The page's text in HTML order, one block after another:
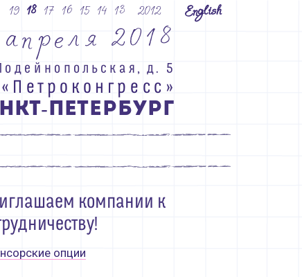
19 18 17 16 15 14 13 2012 English
апреля 2018
о д е й н о п ол ь с к а я , д. 5
« П ет р о к о н г р е с с »
КТ-ПЕТЕРБУРГ
компании к
опции